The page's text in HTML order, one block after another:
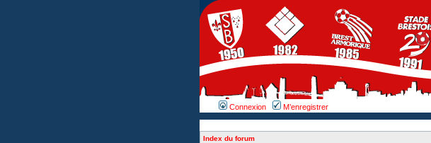
Connexion M’enregistrer
Index du forum